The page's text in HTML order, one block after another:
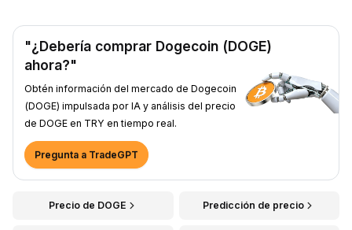
"¿Debería comprar Dogecoin (DOGE)
ahora?"
Obtén información del mercado de Dogecoin
(DOGE) impulsada por IA y análisis del precio
de DOGE en TRY en tiempo real.
Pregunta a TradeGPT
Precio de DOGE Predicción de precio